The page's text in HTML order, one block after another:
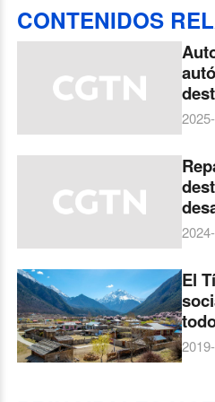
CONTENIDOS
la
El